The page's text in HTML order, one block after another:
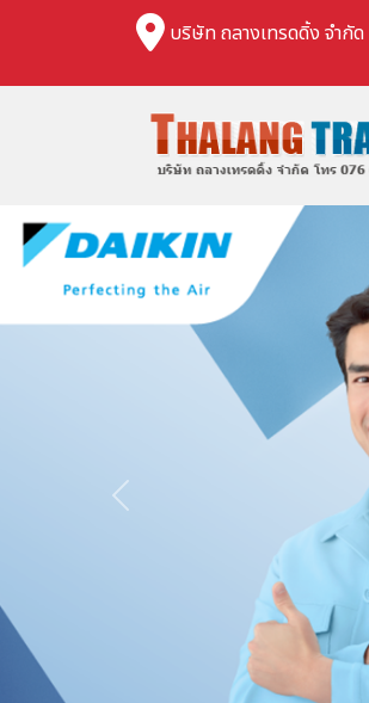
บริษัท ถลางเทรดดิ้ง จำกัด
Previous